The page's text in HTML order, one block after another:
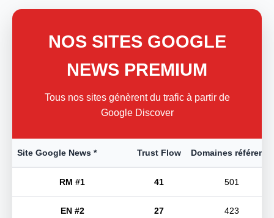
NOS SITES GOOGLE
NEWS PREMIUM
Tous nos sites génèrent du trafic à partir de
Google Discover
Site Google News * Trust Flow Domaines référents
RM #1 41 501
EN #2 27 423